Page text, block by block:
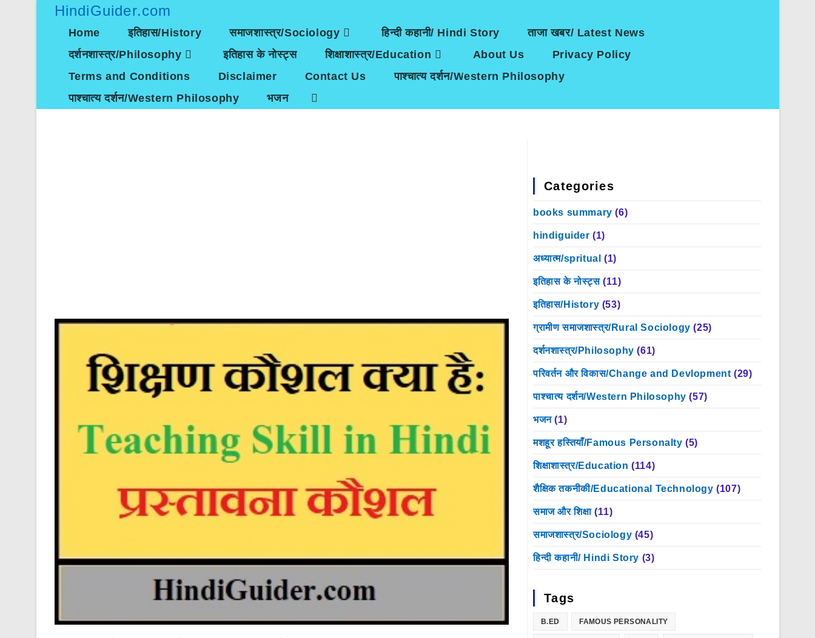
HindiGuider.com
Home इतिहास/History समाजशास्त्र/Sociology हिन्दी कहानी/ Hindi Story
ताजा खबर/ Latest News
दर्शनशास्त्र/Philosophy
इतिहास के नोस्ट्स शिक्षाशास्त्र/Education About Us
Privacy Policy
Terms and Conditions
Disclaimer Contact Us
पाश्चात्य दर्शन/Western Philosophy
पाश्चात्य दर्शन/Western Philosophy
भजन
Categories
books summary (6)
hindiguider (1)
अध्यात्म/spritual (1)
इतिहास के नोस्ट्स (11)
इतिहास/History (53)
ग्रामीण समाजशास्त्र/Rural Sociology (25)
दर्शनशास्त्र/Philosophy (61)
परिवर्तन और विकास/Change and Devlopment (29)
पाश्चात्य दर्शन/Western Philosophy (57)
भजन (1)
मशहूर हस्तियाँ/Famous Personalty (5)
शिक्षाशास्त्र/Education (114)
शैक्षिक तकनीकी/Educational Technology (107)
समाज और शिक्षा (11)
समाजशास्त्र/Sociology (45)
हिन्दी कहानी/ Hindi Story (3)
Tags
B.ED FAMOUS PERSONALITY